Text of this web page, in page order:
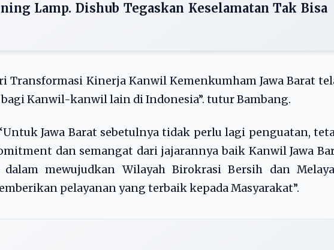
Lamp. Dishub Tegaskan Keselamatan Tak Bisa
Transformasi Kinerja Kanwil Kemenkumham Jawa Barat
Kanwil-kanwil lain di Indonesia”. tutur Bambang.
Jawa Barat sebetulnya tidak perlu lagi penguatan,
dan semangat dari jajarannya baik Kanwil Jawa
dalam mewujudkan Wilayah Birokrasi Bersih dan
pelayanan yang terbaik kepada Masyarakat”.